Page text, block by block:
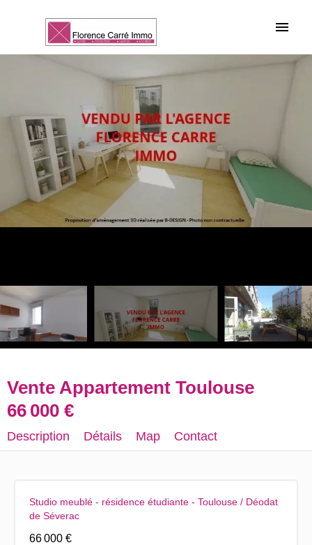
Vente Appartement Toulouse
66 000 €
Description Détails Map Contact
Studio meublé - résidence étudiante - Toulouse / Déodat
de Séverac
66 000 €